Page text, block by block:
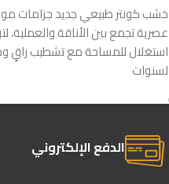
خشب كونتر طبيعي جديد جزامات
عصرية تجمع بين الأناقة والعملية،
استغلال للمساحة مع تشطيب راقٍ
لسنوات
الدفع الإلكتروني